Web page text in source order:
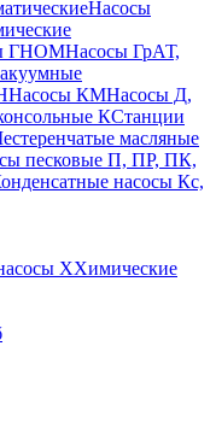
Насосы
ГНОМНасосы ГрАТ,
Насосы КМНасосы Д,
КСтанции
масляные
песковые П, ПР, ПК,
насосы Кс,
XХимические